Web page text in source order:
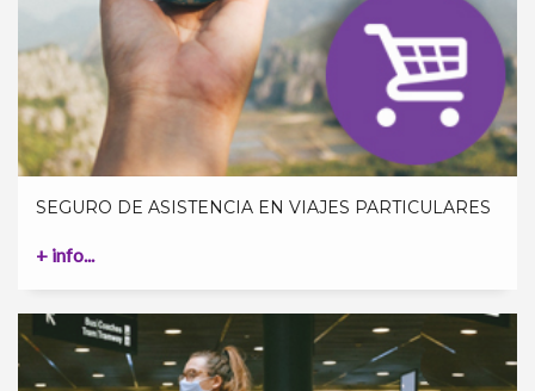
SEGURO DE ASISTENCIA EN VIAJES PARTICULARES
+ info...